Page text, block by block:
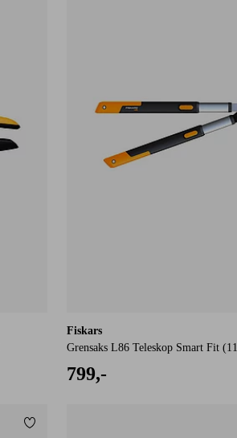
Fiskars
Grensaks L86 Teleskop Smart Fit
799,-
Tilføj til favoritter